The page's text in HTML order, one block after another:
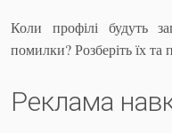
Коли профілі будуть
помилки? Розберіть їх
Реклама